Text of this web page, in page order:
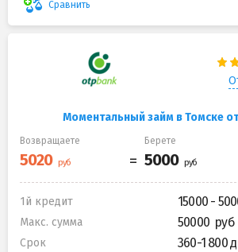
Сравнить
Моментальный займ в Томске
Возвращаете Берете
1й кредит 15000 -
Макс. сумма 50000
Срок 360-1 800